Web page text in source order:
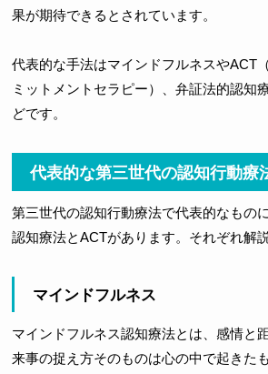
果が期待できるとされています。
代表的な手法はマインドフルネスやACT
ミットメントセラピー）、弁証法的認知
どです。
代表的な第三世代の認知行動療
第三世代の認知行動療法で代表的なもの
認知療法とACTがあります。それぞれ解説
マインドフルネス
マインドフルネス認知療法とは、感情と
来事の捉え方そのものは心の中で起きた